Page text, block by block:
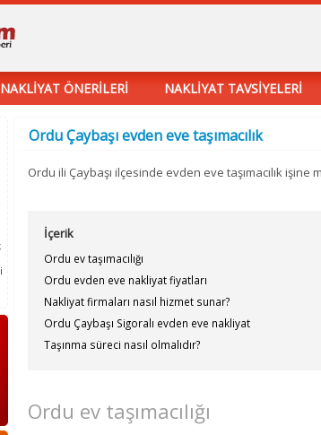
NAKLİYAT ÖNERİLERİ NAKLİYAT TAVSİYELERİ
Ordu Çaybaşı evden eve taşımacılık
Ordu ili Çaybaşı ilçesinde evden eve taşımacılık
İçerik
Ordu ev taşımacılığı
Ordu evden eve nakliyat fiyatları
Nakliyat firmaları nasıl hizmet sunar?
Ordu Çaybaşı Sigoralı evden eve nakliyat
Taşınma süreci nasıl olmalıdır?
Ordu ev taşımacılığı